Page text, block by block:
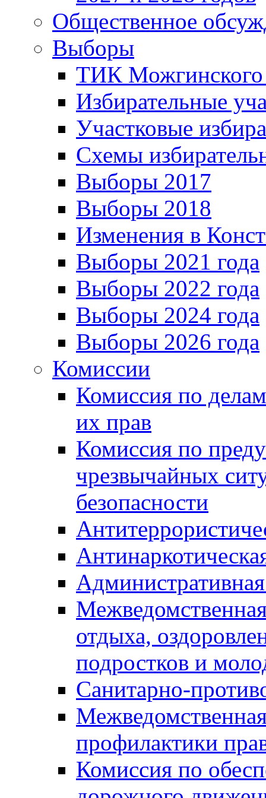
Общественное
Выборы
ТИК Можгинского
Избирательные
Участковые
Схемы
Выборы 2017
Выборы 2018
Изменения в
Выборы 2021 года
Выборы 2022 года
Выборы 2024 года
Выборы 2026 года
Комиссии
Комиссия по
их прав
Комиссия по
чрезвычайных
безопасности
отдыха,
подростков и
Санитарно-
профилактики
Комиссия по